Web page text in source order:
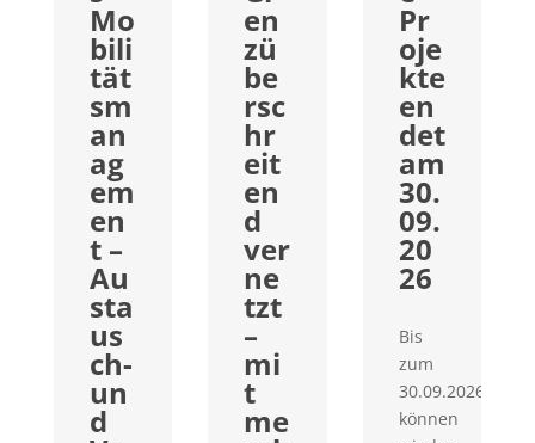
Mo
bili
tät
sm
an
ag
em
en
t –
Au
sta
us
ch-
un
d
en
zü
be
rsc
hr
eit
en
d
ver
ne
tzt
–
mi
t
me
Pr
oje
kte
en
det
am
30.
09.
20
26
Bis
zum
30.09.2026
können